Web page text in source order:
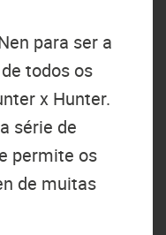
para ser a
todos os
x Hunter.
série de
permite os
de muitas